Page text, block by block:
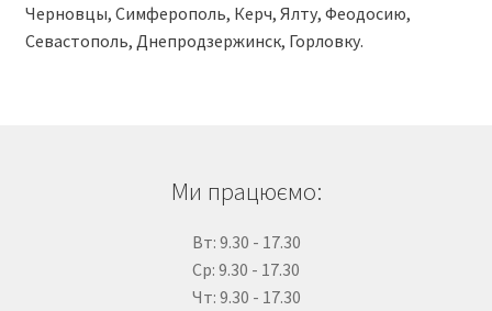
Черновцы, Симферополь, Керч, Ялту, Феодосию,
Севастополь, Днепродзержинск, Горловку.
Ми працюємо:
Вт: 9.30 - 17.30
Ср: 9.30 - 17.30
Чт: 9.30 - 17.30